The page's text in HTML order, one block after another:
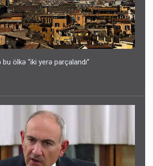
ölkə “iki yerə parçalandı”